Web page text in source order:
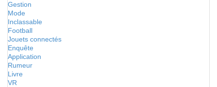
Gestion
Mode
Inclassable
Football
Jouets connectés
Enquête
Application
Rumeur
Livre
VR